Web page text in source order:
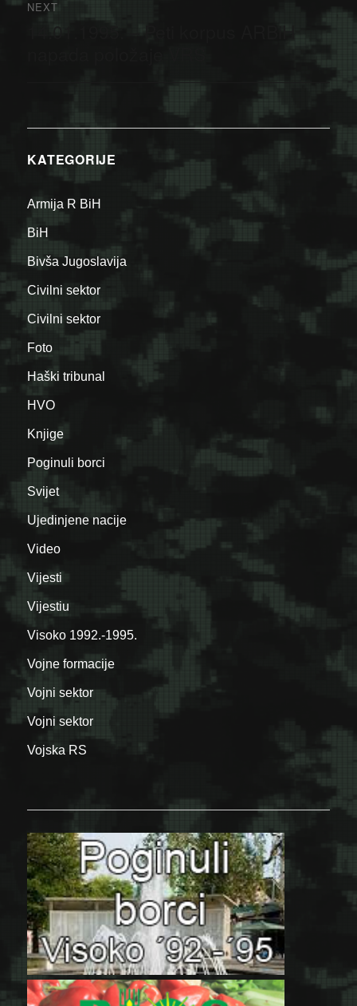
NEXT
14.01.1995. – Peti korpus ARBiH
KATEGORIJE
Armija R BiH
BiH
Bivša Jugoslavija
Civilni sektor
Civilni sektor
Foto
Haški tribunal
HVO
Knjige
Poginuli borci
Svijet
Ujedinjene nacije
Video
Vijesti
Vijestiu
Visoko 1992.-1995.
Vojne formacije
Vojni sektor
Vojni sektor
Vojska RS